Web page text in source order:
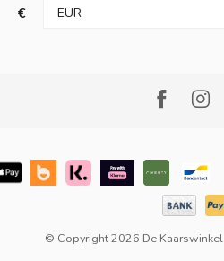
€
© Copyright 2026 De Kaarswinkel